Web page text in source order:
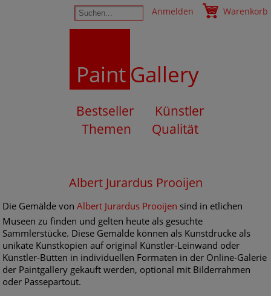
Anmelden Warenkorb
PaintGallery
Bestseller
Künstler
Themen
Qualität
Albert Jurardus Prooijen
Die Gemälde vonAlbert Jurardus Prooijen sind in etlichen
Museen zu finden und gelten heute als gesuchte
Sammlerstücke. Diese Gemälde können als Kunstdrucke als
unikate Kunstkopien auf original Künstler-Leinwand oder
Künstler-Bütten in individuellen Formaten in der Online-Galerie
der Paintgallery gekauft werden, optional mit Bilderrahmen
oder Passepartout.